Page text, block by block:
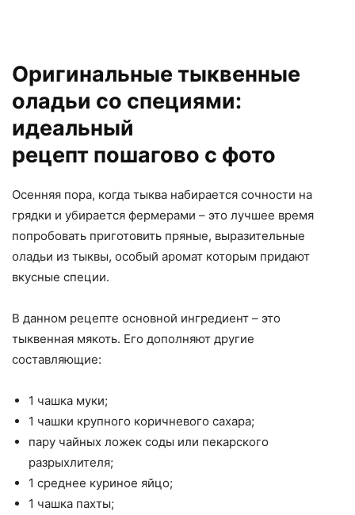
Оригинальные тыквенные
оладьи со специями:
идеальный
рецепт пошагово с фото
Осенняя пора, когда тыква набирается сочности на
грядки и убирается фермерами – это лучшее время
попробовать приготовить пряные, выразительные
оладьи из тыквы, особый аромат которым придают
вкусные специи.
В данном рецепте основной ингредиент – это
тыквенная мякоть. Его дополняют другие
составляющие:
1 чашка муки;
1 чашки крупного коричневого сахара;
пару чайных ложек соды или пекарского
разрыхлителя;
1 среднее куриное яйцо;
1 чашка пахты;